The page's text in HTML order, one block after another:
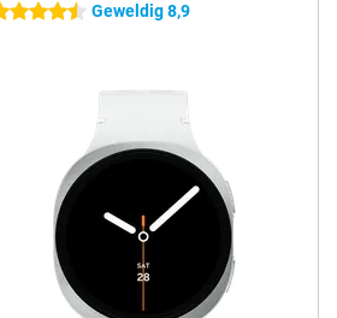
sterren Geweldig 8,9